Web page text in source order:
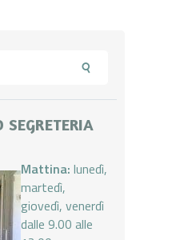
SEGRETERIA
Mattina: lunedì,
martedì,
giovedì, venerdì
dalle 9.00 alle